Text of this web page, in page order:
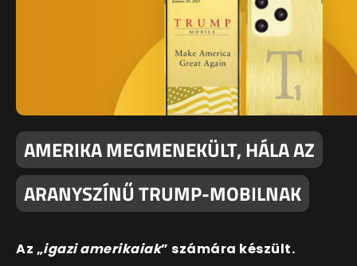
AMERIKA MEGMENEKÜLT, HÁLA AZ
ARANYSZÍNŰ TRUMP-MOBILNAK
Az „igazi amerikaiak” számára készült.